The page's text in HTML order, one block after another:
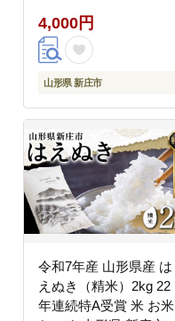
4,000円
山形県 新庄市
令和7年産 山形県産 は
えぬき（精米）2kg 22
年連続特A受賞 米 お米